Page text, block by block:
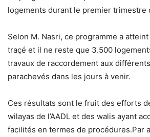
logements durant le premier trimestre
Selon M. Nasri, ce programme a atteint
traçé et il ne reste que 3.500
travaux de raccordement aux
parachevés dans les jours à venir.
Ces résultats sont le fruit des efforts
wilayas de l’AADL et des walis ayant
facilités en termes de procédures.Par